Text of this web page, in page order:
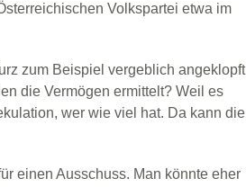
Volkspartei etwa im
zum Beispiel vergeblich angeklopft
die Vermögen ermittelt? Weil es
wer wie viel hat. Da kann die
einen Ausschuss. Man könnte eher